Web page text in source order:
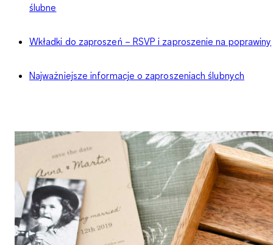
ślubne
Wkładki do zaproszeń – RSVP i zaproszenie na poprawiny
Najważniejsze informacje o zaproszeniach ślubnych